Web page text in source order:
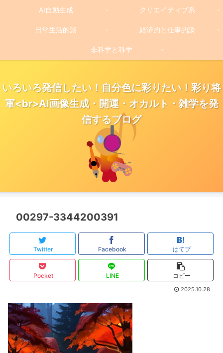
いろいろ発信したい！自分色に彩りたい！彩り将
軍<br>AI画像生成・開運・オカルト・雑学を発
信するブログ
AI自動生成 クリエイティブ系
日常生活的談 経済的と仕事的談
非科学と科学
00297-3344200391
Twitter Facebook はてブ
Pocket LINE コピー
2025.10.28